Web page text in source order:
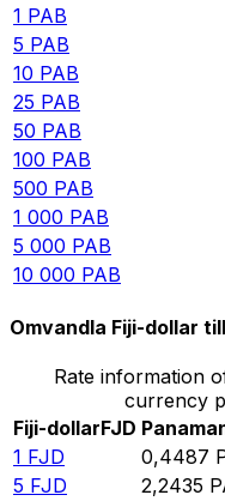
1 PAB
5 PAB
10 PAB
25 PAB
50 PAB
100 PAB
500 PAB
1 000 PAB
5 000 PAB
10 000 PAB
Omvandla Fiji-dollar
Rate information
currency
Fiji-dollarFJD
1 FJD 0,4487
5 FJD 2,2435